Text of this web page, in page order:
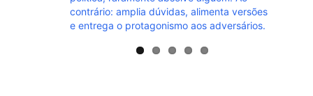
contrário: amplia dúvidas, alimenta versões
e entrega o protagonismo aos adversários.